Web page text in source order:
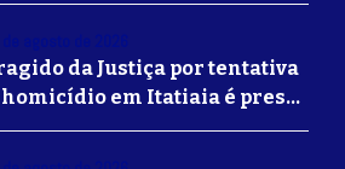
da Justiça por tentativa
homicídio em Itatiaia é preso
Volta Redonda